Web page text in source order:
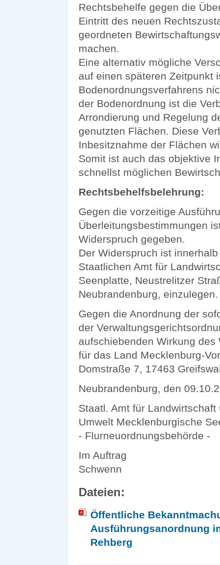
Rechtsbehelfe gegen die
Eintritt des neuen
geordneten
machen.
Eine alternativ mögliche
auf einen späteren Zeitpunkt
Bodenordnungsverfahrens
der Bodenordnung ist die
Arrondierung und Regelung
genutzten Flächen. Diese
Inbesitznahme der Flächen
Somit ist auch das objektive
schnellst möglichen
Rechtsbehelfsbelehrung:
Gegen die vorzeitige
Überleitungsbestimmungen
Widerspruch gegeben.
Der Widerspruch ist
Staatlichen Amt für
Seenplatte, Neustrelitzer
Neubrandenburg, einzulegen.
Gegen die Anordnung der
der
aufschiebenden Wirkung
für das Land Mecklenburg-
Domstraße 7, 17463
Neubrandenburg, den
Staatl. Amt für Landwirtschaft
Umwelt Mecklenburgische
- Flurneuordnungsbehörde -
Im Auftrag
Schwenn
Dateien:
Öffentliche
Ausführungsanordnung
Rehberg